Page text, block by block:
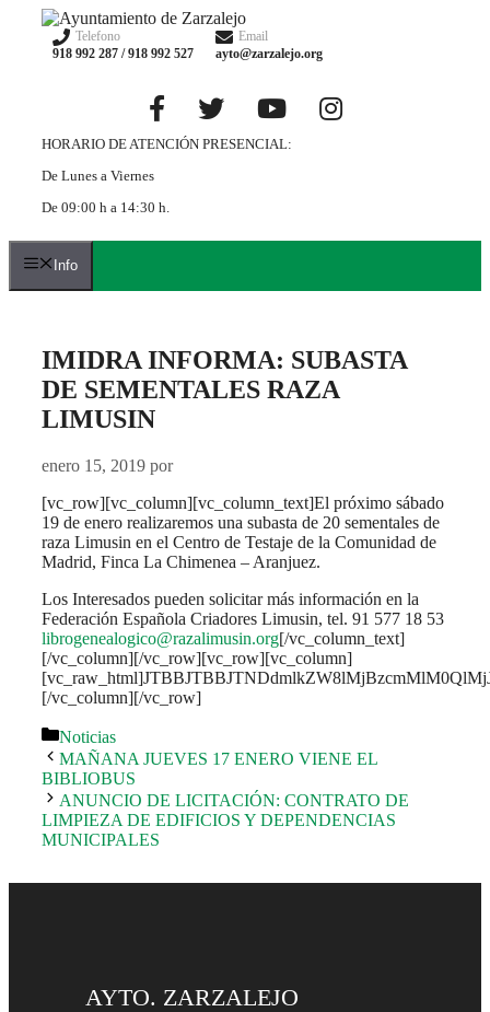
Saltar
contenido
Telefono
918 992 287 / 918 992 527
Email
ayto@zarzalejo.org
HORARIO DE ATENCIÓN PRESENCIAL:
De Lunes a Viernes
De 09:00 h a 14:30 h.
Info
IMIDRA INFORMA: SUBASTA
DE SEMENTALES RAZA
LIMUSIN
enero 15, 2019 por
[vc_row][vc_column][vc_column_text]El próximo sábado
19 de enero realizaremos una subasta de 20 sementales de
raza Limusin en el Centro de Testaje de la Comunidad de
Madrid, Finca La Chimenea – Aranjuez.
Los Interesados pueden solicitar más información en la
Federación Española Criadores Limusin, tel. 91 577 18 53
librogenealogico@razalimusin.org[/vc_column_text]
[/vc_column][/vc_row][vc_row][vc_column]
[/vc_column][/vc_row]
Categorías
Noticias
MAÑANA JUEVES 17 ENERO VIENE EL
BIBLIOBUS
ANUNCIO DE LICITACIÓN: CONTRATO DE
LIMPIEZA DE EDIFICIOS Y DEPENDENCIAS
MUNICIPALES
AYTO. ZARZALEJO